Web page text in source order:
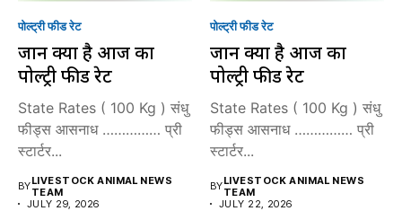
पोल्ट्री फीड रेट
जानें क्या है आज का
पोल्ट्री फीड रेट
State Rates ( 100 Kg ) संधु
फीड्स आसनाध …………… प्री
स्टार्टर...
BYLIVESTOCK ANIMAL NEWS
TEAM
JULY 29, 2026
पोल्ट्री फीड रेट
जानें क्या है आज का
पोल्ट्री फीड रेट
State Rates ( 100 Kg ) संधु
फीड्स आसनाध …………… प्री
स्टार्टर...
BYLIVESTOCK ANIMAL NEWS
TEAM
JULY 22, 2026